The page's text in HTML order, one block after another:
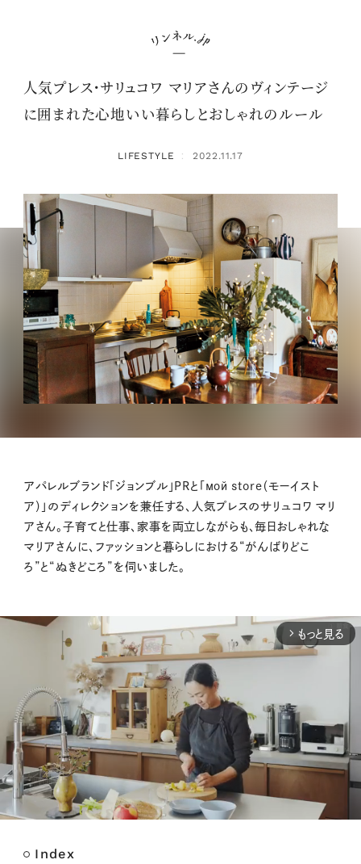
人気プレス・サリュコワ マリアさんのヴィンテージ
に囲まれた心地いい暮らしとおしゃれのルール
LIFESTYLE ： 2022.11.17
アパレルブランド「ジョンブル」PRと「мой store（モーイスト
ア）」のディレクションを兼任する、人気プレスのサリュコワ マリ
アさん。子育てと仕事、家事を両立しながらも、毎日おしゃれな
マリアさんに、ファッションと暮らしにおける“がんばりどこ
ろ”と“ぬきどころ”を伺いました。
arrow_forward_ios もっと見る
Index